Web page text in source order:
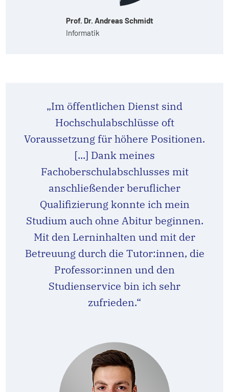
Prof. Dr. Andreas Schmidt
Informatik
„Im öffentlichen Dienst sind
Hochschulabschlüsse oft
Voraussetzung für höhere Positionen.
[...] Dank meines
Fachoberschulabschlusses mit
anschließender beruflicher
Qualifizierung konnte ich mein
Studium auch ohne Abitur beginnen.
Mit den Lerninhalten und mit der
Betreuung durch die Tutor:innen, die
Professor:innen und den
Studienservice bin ich sehr
zufrieden.“